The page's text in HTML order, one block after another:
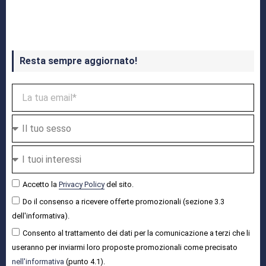
Resta sempre aggiornato!
Accetto la Privacy Policydel sito.
Do il consenso a ricevere offerte promozionali (sezione 3.3
dell'informativa).
Consento al trattamento dei dati per la comunicazione a terzi che li
useranno per inviarmi loro proposte promozionali come precisato
nell'informativa (punto 4.1).